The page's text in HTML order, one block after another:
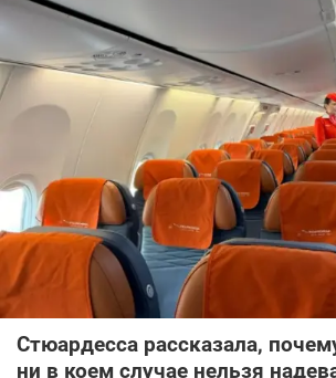
Стюардесса рассказала,
ни в коем случае нельзя